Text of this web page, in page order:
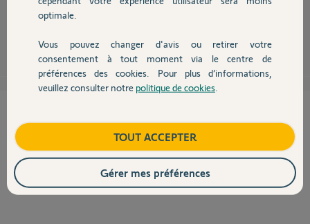
Devis avec un pro
Contact
le premier.
NON OUI
des internautes ont trouvé cette réponse utile
optimale.
Vous pouvez changer d'avis ou retirer votre
consentement à tout moment via le centre de
préférences des cookies. Pour plus d’informations,
veuillez consulter notre politique de cookies
TOUT ACCEPTER
Gérer mes préférences